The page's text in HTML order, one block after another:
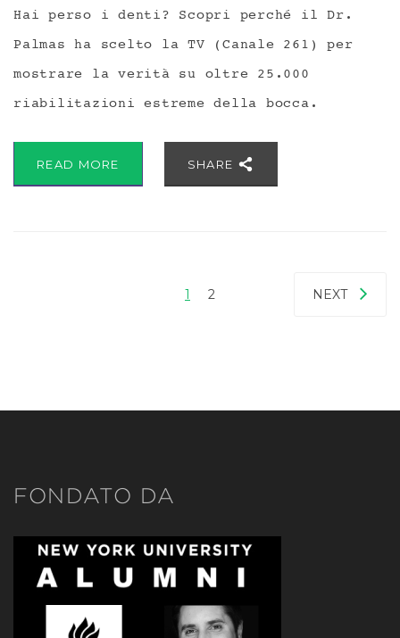
Hai perso i denti? Scopri perché il Dr.
Palmas ha scelto la TV (Canale 261) per
mostrare la verità su oltre 25.000
riabilitazioni estreme della bocca.
READ MORE SHARE
1 2 NEXT
FONDATO DA